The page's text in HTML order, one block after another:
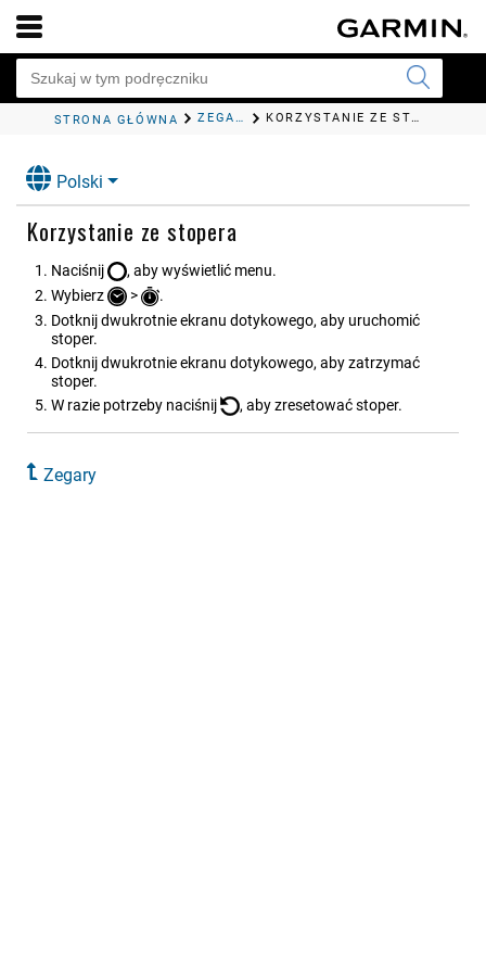
STRONA GŁÓWNA ZEGARY KORZYSTANIE ZE STOPERA
Polski
Korzystanie ze stopera
Naciśnij
, aby wyświetlić menu.
Wybierz
>
.
Dotknij dwukrotnie ekranu dotykowego, aby uruchomić
stoper.
Dotknij dwukrotnie ekranu dotykowego, aby zatrzymać
stoper.
W razie potrzeby naciśnij
, aby zresetować stoper.
Zegary